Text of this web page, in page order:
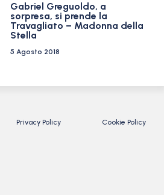
Gabriel Greguoldo, a
sorpresa, si prende la
Travagliato – Madonna della
Stella
5 Agosto 2018
Privacy Policy Cookie Policy